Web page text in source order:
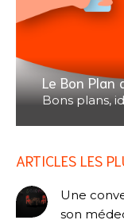
Le Bon Plan
Bons plans,
ARTICLES LES
Une
son